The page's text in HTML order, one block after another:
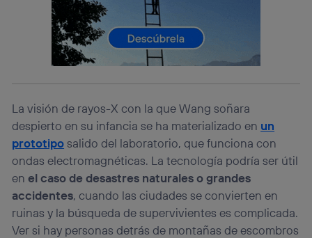
La visión de rayos-X con la que Wang soñara
despierto en su infancia se ha materializado en un
prototiposalido del laboratorio, que funciona con
ondas electromagnéticas. La tecnología podría ser útil
en el caso de desastres naturales o grandes
accidentes, cuando las ciudades se convierten en
ruinas y la búsqueda de supervivientes es complicada.
Ver si hay personas detrás de montañas de escombros
identificador. Típicamente:
Si utilizas unaconexión de banda ancha
el marketing o análisis se realizará en función de las
actividades de navegación de los miembros del hogar
que hayan dado su consentimiento.
Si utilizasdatos móviles, el marketing será más
navegación del usuario del móvil.
Puedes gestionar los consentimientos Utiq seleccionando
“Administrar Utiq” en la parte inferior de esta página web o
visitando el portal de privacidad de Utiq
(“consenthub”). Para más información, consulta
la política de privacidad de Utiq.